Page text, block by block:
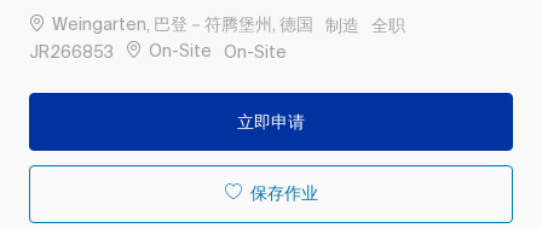
位置Weingarten, 巴登－符腾堡州, 德国 类别
制造 工作类型
全职
作业 ID
JR266853 On-Site Remote
On-Site
立即申请
保存作业